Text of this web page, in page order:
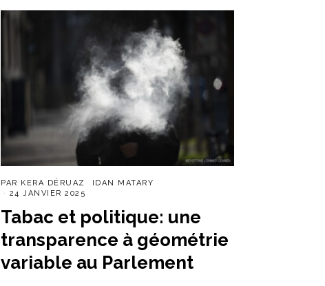
PAR KERA DÉRUAZ
IDAN MATARY
24 JANVIER 2025
Tabac et politique: une
transparence à géométrie
variable au Parlement